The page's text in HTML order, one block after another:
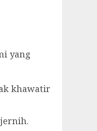
yang
khawatir